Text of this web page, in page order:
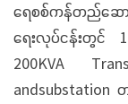
ရေစစ်ကန်တည်ဆောက်
ရေးလုပ်ငန်းတွင်
200KVA
andsubstation